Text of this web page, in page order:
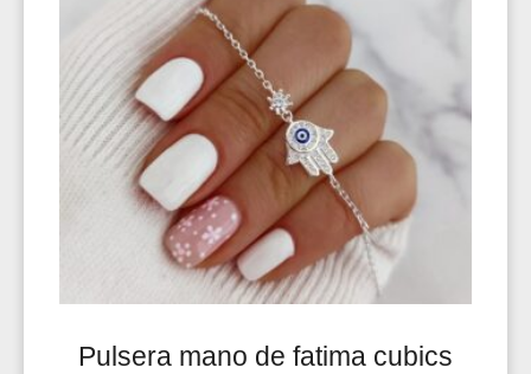
Pulsera mano de fatima cubics